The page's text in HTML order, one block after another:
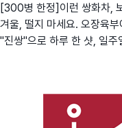
[300병 한정]이런 쌍화차,
겨울, 떨지 마세요. 오장육
"진쌍"으로 하루 한 샷, 일